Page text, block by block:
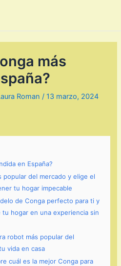
más
Roman/13 marzo, 2024
en España?
popular del mercado y elige el
tu hogar impecable
de Conga perfecto para ti y
hogar en una experiencia sin
robot más popular del
vida en casa
cuál es la mejor Conga para